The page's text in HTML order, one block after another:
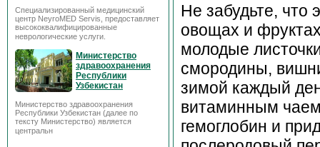
Специализированный медицинский
центр NeyroMED Servis, предоставляет
высококвалифицированные
неврологические услуги.
Министерство
здравоохранения
Республики
Узбекистан
Министерство здравоохранения
Республики Узбекистан (далее по
тексту Министерство) является
центральн
Не забудьте, что
овощах и
молодые
смородины,
зимой каждый
витаминным
гемоглобин и